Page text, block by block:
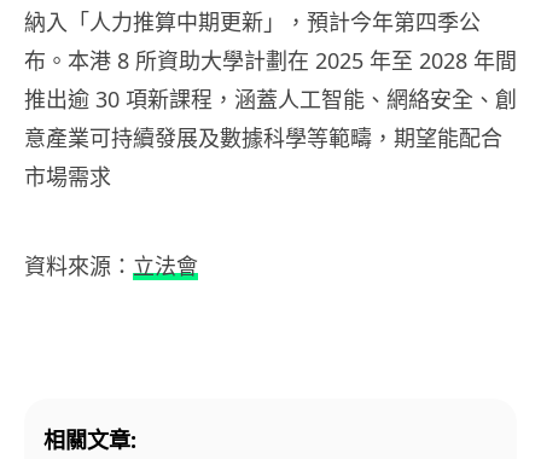
納入「人力推算中期更新」，預計今年第四季公
布。本港 8 所資助大學計劃在 2025 年至 2028 年間
推出逾 30 項新課程，涵蓋人工智能、網絡安全、創
意產業可持續發展及數據科學等範疇，期望能配合
市場需求
資料來源： 立法會
相關文章: